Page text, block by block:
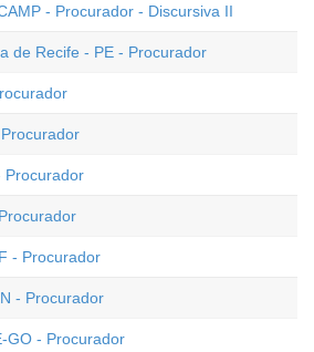
- Procurador - Discursiva II
de Recife - PE - Procurador
Procurador
- Procurador
- Procurador
GO - Procurador